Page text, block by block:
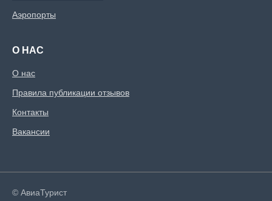
Аэропорты
О НАС
О нас
Правила публикации отзывов
Контакты
Вакансии
© АвиаТурист